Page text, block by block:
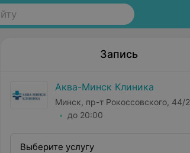
Запись
Аква-Минск Клиника
Минск, пр-т Рокоссовского, 44/2
до 20:00
Выберите услугу